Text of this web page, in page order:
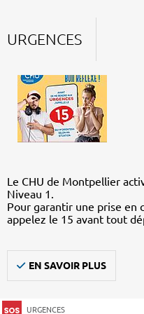
URGENCES
Le CHU de Montpellier
Niveau 1.
Pour garantir une prise en
appelez le 15 avant tout
EN SAVOIR PLUS
URGENCES